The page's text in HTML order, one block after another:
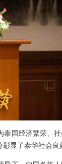
国经济繁荣、
显了泰华社会良